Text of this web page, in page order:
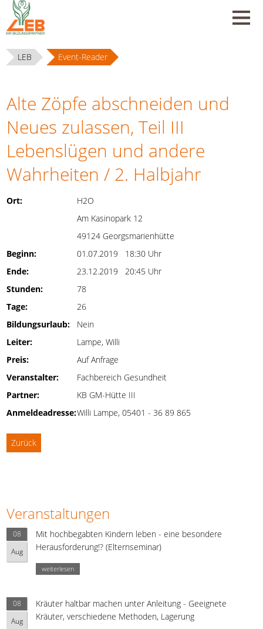
LEB Event-Reader
Alte Zöpfe abschneiden und
Neues zulassen, Teil III
Lebenslügen und andere
Wahrheiten / 2. Halbjahr
Ort:
H2O
Am Kasinopark 12
49124 Georgsmarienhütte
Beginn:
01.07.2019 18:30 Uhr
Ende:
23.12.2019 20:45 Uhr
Stunden:
78
Tage:
26
Bildungsurlaub:
Nein
Leiter:
Lampe, Willi
Preis:
Auf Anfrage
Veranstalter:
Fachbereich Gesundheit
Partner:
KB GM-Hütte III
Anmeldeadresse:Willi Lampe, 05401 - 36 89 865
Zurück
Veranstaltungen
08
Aug
Mit hochbegabten Kindern leben - eine besondere
Herausforderung!? (Elternseminar)
weiterlesen
08
Aug
Kräuter haltbar machen unter Anleitung - Geeignete
Kräuter, verschiedene Methoden, Lagerung